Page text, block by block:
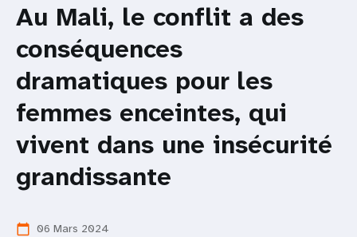
Au Mali, le conflit a des
conséquences
dramatiques pour les
femmes enceintes, qui
vivent dans une insécurité
grandissante
calendar_today 06 Mars 2024